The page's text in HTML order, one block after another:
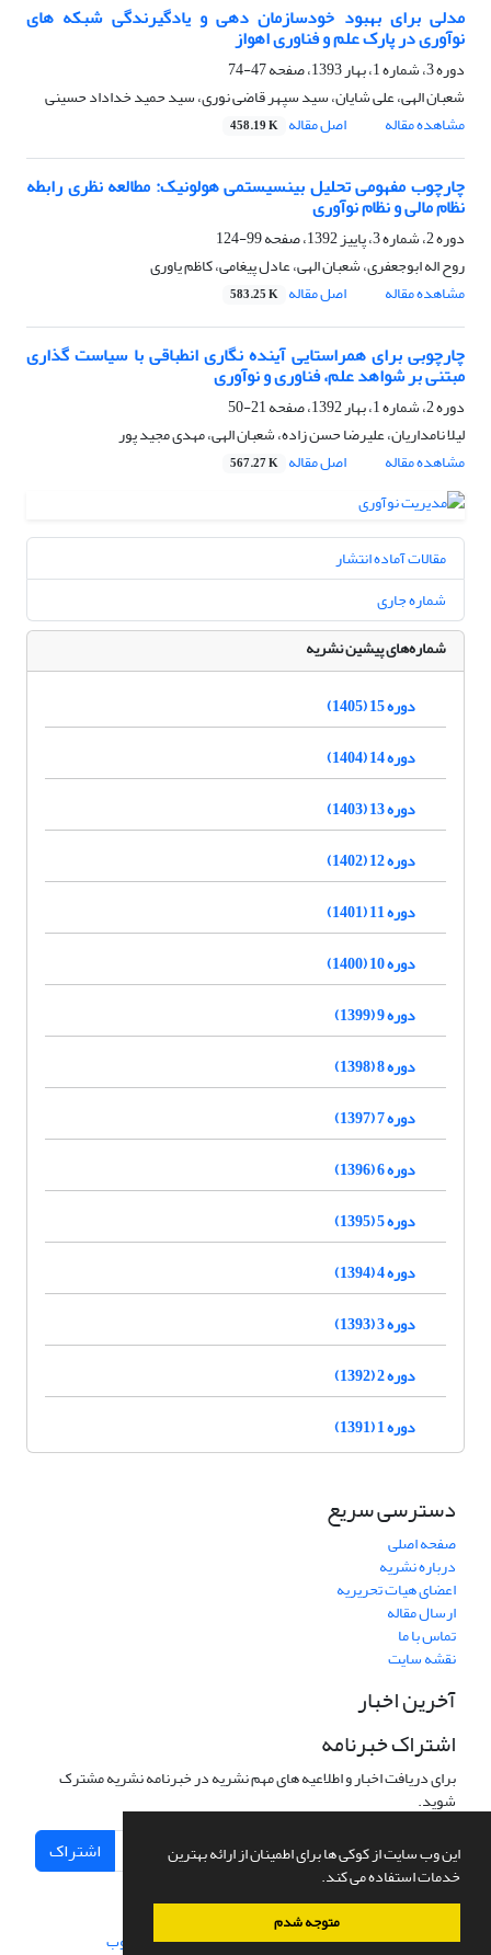
این وب سایت از کوکی ها برای اطمینان از ارائه بهترین
خدمات استفاده می کند.
متوجه شدم
مدلی برای بهبود خودسازمان دهی و یادگیرندگی شبکه های
نوآوری در پارک علم و فناوری اهواز
دوره 3، شماره 1، بهار 1393، صفحه
47-74
شعبان الهی، علی شایان، سید سپهر قاضی نوری، سید حمید خداداد حسینی
مشاهده مقاله
اصل مقاله 458.19 K
چارچوب مفهومی تحلیل بینسیستمی هولونیک: مطالعه نظری رابطه
نظام مالی و نظام نوآوری
دوره 2، شماره 3، پاییز 1392، صفحه
99-124
روح اله ابوجعفری، شعبان الهی، عادل پیغامی، کاظم یاوری
مشاهده مقاله
اصل مقاله 583.25 K
چارچوبی برای همراستایی آینده نگاری انطباقی با سیاست گذاری
مبتنی بر شواهد علم، فناوری و نوآوری
دوره 2، شماره 1، بهار 1392، صفحه
21-50
لیلا نامداریان، علیرضا حسن زاده، شعبان الهی، مهدی مجید پور
مشاهده مقاله
اصل مقاله 567.27 K
مقالات آماده انتشار
شماره جاری
شماره‌های پیشین نشریه
دوره 15 (1405)
دوره 14 (1404)
دوره 13 (1403)
دوره 12 (1402)
دوره 11 (1401)
دوره 10 (1400)
دوره 9 (1399)
دوره 8 (1398)
دوره 7 (1397)
دوره 6 (1396)
دوره 5 (1395)
دوره 4 (1394)
دوره 3 (1393)
دوره 2 (1392)
دوره 1 (1391)
دسترسی سریع
صفحه اصلی
درباره نشریه
اعضای هیات تحریریه
ارسال مقاله
تماس با ما
نقشه سایت
آخرین اخبار
اشتراک خبرنامه
برای دریافت اخبار و اطلاعیه های مهم نشریه در خبرنامه نشریه مشترک
شوید.
اشتراک
سامانه مدیریت نشریات علمی.طراحی و پیاده سازی از سیناوب